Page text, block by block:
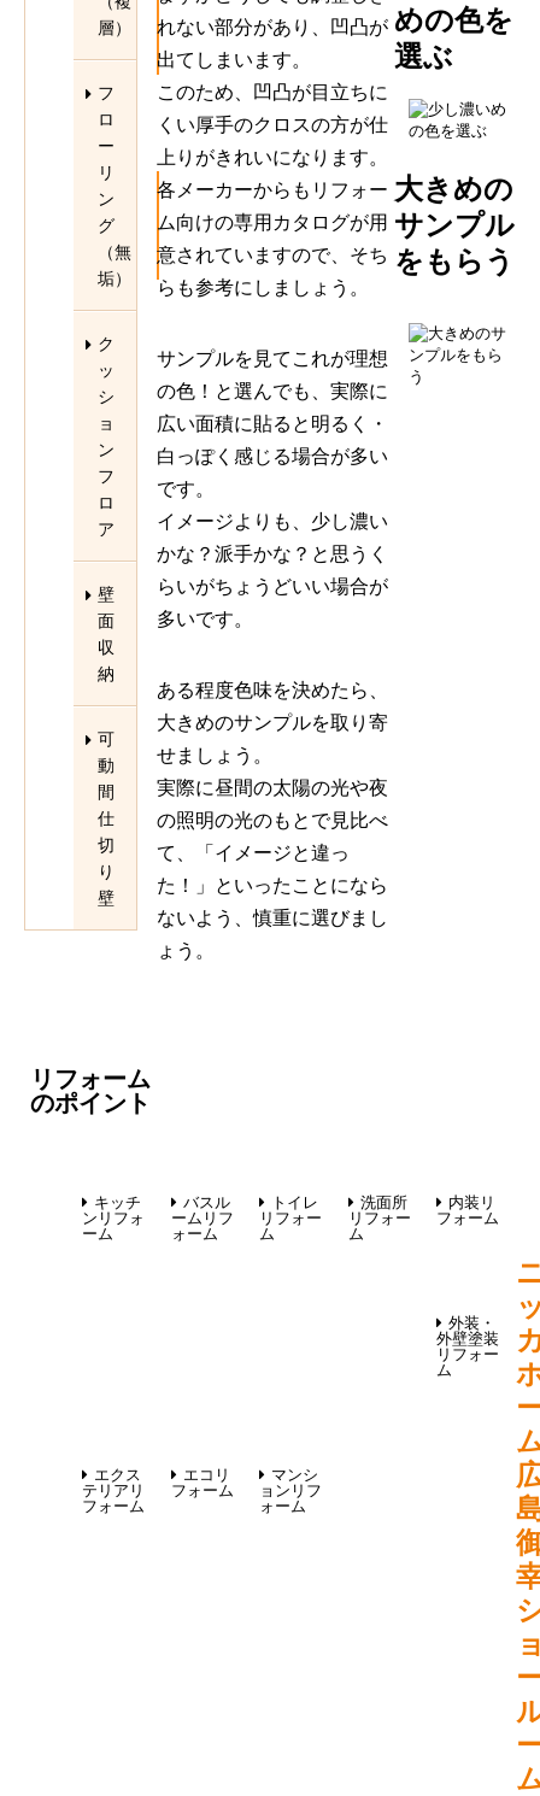
れない部分があり、凹凸が
出てしまいます。
このため、凹凸が目立ちに
くい厚手のクロスの方が仕
上りがきれいになります。
各メーカーからもリフォー
ム向けの専用カタログが用
意されていますので、そち
らも参考にしましょう。
めの色を
選ぶ
サンプルを見てこれが理想
の色！と選んでも、実際に
広い面積に貼ると明るく・
白っぽく感じる場合が多い
です。
イメージよりも、少し濃い
かな？派手かな？と思うく
らいがちょうどいい場合が
多いです。
大きめの
サンプル
をもらう
ある程度色味を決めたら、
大きめのサンプルを取り寄
せましょう。
実際に昼間の太陽の光や夜
の照明の光のもとで見比べ
て、「イメージと違っ
た！」といったことになら
ないよう、慎重に選びまし
ょう。
層）
フ
ロ
ー
リ
ン
グ
（無
垢）
ク
ッ
シ
ョ
ン
フ
ロ
ア
壁
面
収
納
可
動
間
仕
切
り
壁
リフォーム
のポイント
キッチ
ンリフォ
ーム
バスル
ームリフ
ォーム
トイレ
リフォー
ム
洗面所
リフォー
ム
内装リ
フォーム
外装・
外壁塗装
リフォー
ム
エクス
テリアリ
フォーム
エコリ
フォーム
マンシ
ョンリフ
ォーム